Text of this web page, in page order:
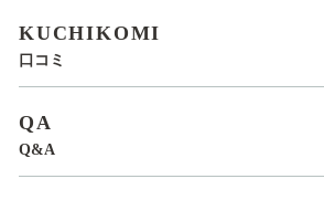
KUCHIKOMI
口コミ
QA
Q&A